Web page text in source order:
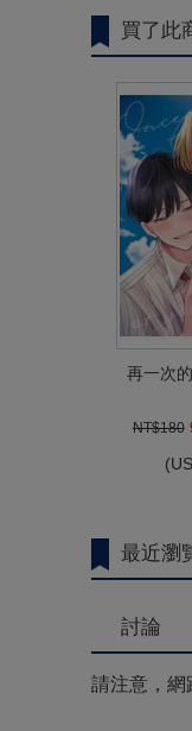
買了此
再一次
NT$180
(
最近瀏
討論
請注意，網